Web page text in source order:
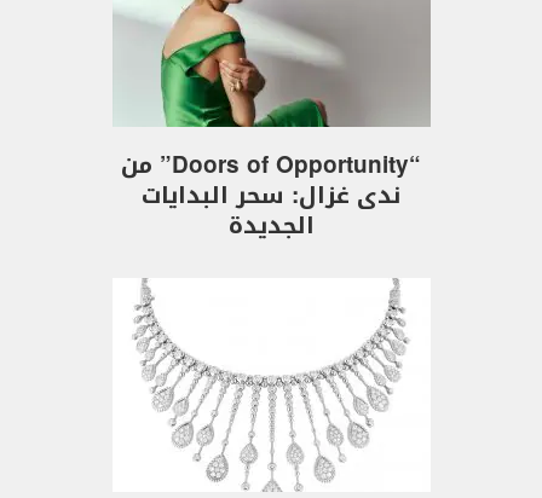
“Doors of Opportunity” من
ندى غزال: سحر البدايات
الجديدة